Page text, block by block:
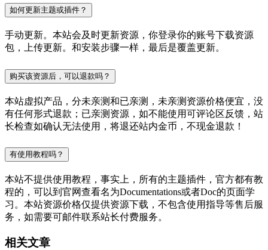
如何更新主题或插件？
手动更新。本站会及时更新资源，你登录你的账号下载资源
包，上传更新。和安装步骤一样，最后是覆盖更新。
购买该资源后，可以退款吗？
本站虚拟产品，分未亲测和已亲测，未亲测资源价格便宜，没
有任何形式退款；已亲测资源，如不能使用可评论区反馈，站
长检查如确认无法使用，将退还站内金币，不现金退款！
有使用教程吗？
本站不提供使用教程，事实上，所有的主题插件，官方都有教
程的，可以到官网查看名为Documentations或者Doc的页面学
习。本站资源价格仅提供资源下载，不包含使用指导等售后服
务，如需要可邮件联系站长付费服务。
相关文章